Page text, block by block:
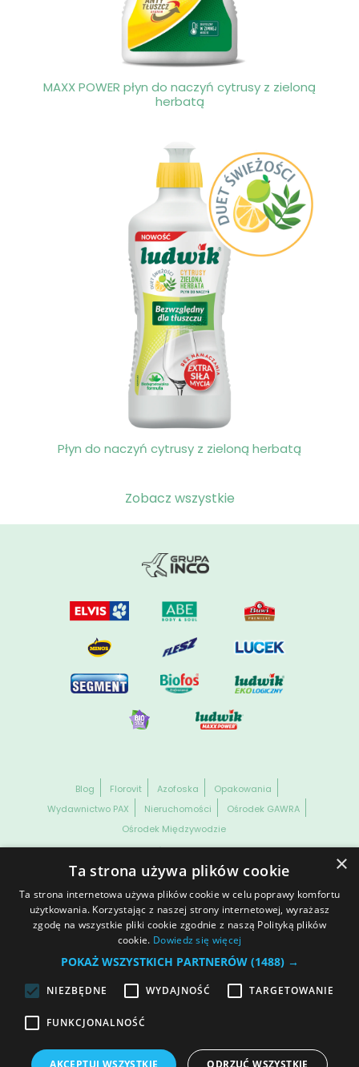
Zobacz wszystkie
MAXX POWER płyn do naczyń cytrusy z zieloną
herbatą
Płyn do naczyń cytrusy z zieloną herbatą
Blog Florovit Azofoska
Opakowania
Wydawnictwo PAX
Nieruchomości
Ośrodek GAWRA
Ośrodek Międzywodzie
WSZELKIE PRAWA ZASTRZEŻONE. GRUPA INCO S.A. INFORMACJE
W ROZUMIENIU OBOWIĄZUJĄCYCH PRZEPISÓW KODEKSU
CYWILNEGO CZY PRAWA HANDLOWEGO.
Dane spółki
Prawa autorskie
Informacja o plikach cookies
Ochrona danych osobowych
© 2025 | Polityka prywatności
Otwórz ustawienia cookies
Dołącz do nas
×
Ta strona używa plików cookie
Ta strona internetowa używa plików cookie w celu poprawy komfortu
użytkowania. Korzystając z naszej strony internetowej, wyrażasz
zgodę na wszystkie pliki cookie zgodnie z naszą Polityką plików
cookie. Dowiedz się więcej
POKAŻ WSZYSTKICH PARTNERÓW (1488) →
NIEZBĘDNE WYDAJNOŚĆ TARGETOWANIE
FUNKCJONALNOŚĆ
AKCEPTUJ WSZYSTKIE ODRZUĆ WSZYSTKIE